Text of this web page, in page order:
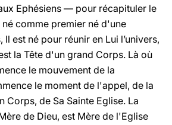
Ephésiens — pour récapituler le
né comme premier né d'une
est né pour réunir en Lui l’univers,
la Tête d'un grand Corps. Là où
le mouvement de la
le moment de l'appel, de la
Corps, de Sa Sainte Eglise. La
de Dieu, est Mère de l'Eglise